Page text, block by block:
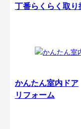
丁番らくらく取り
かんたん室内ドア
リフォーム